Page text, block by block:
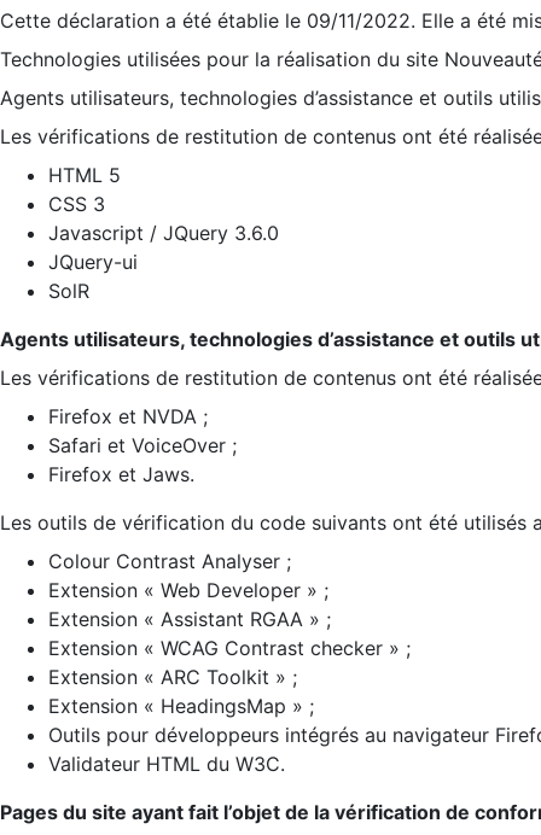
Cette déclaration a été établie le 09/11/2022. Elle a été
Technologies utilisées pour la réalisation du site
Agents utilisateurs, technologies d’assistance et outils
Les vérifications de restitution de contenus ont été
HTML 5
CSS 3
Javascript / JQuery 3.6.0
JQuery-ui
SolR
Agents utilisateurs, technologies d’assistance et outils
Les vérifications de restitution de contenus ont été
Firefox et NVDA ;
Safari et VoiceOver ;
Firefox et Jaws.
Les outils de vérification du code suivants ont été utilisés
Colour Contrast Analyser ;
Extension « Web Developer » ;
Extension « Assistant RGAA » ;
Extension « WCAG Contrast checker » ;
Extension « ARC Toolkit » ;
Extension « HeadingsMap » ;
Outils pour développeurs intégrés au navigateur
Validateur HTML du W3C.
Pages du site ayant fait l’objet de la vérification de